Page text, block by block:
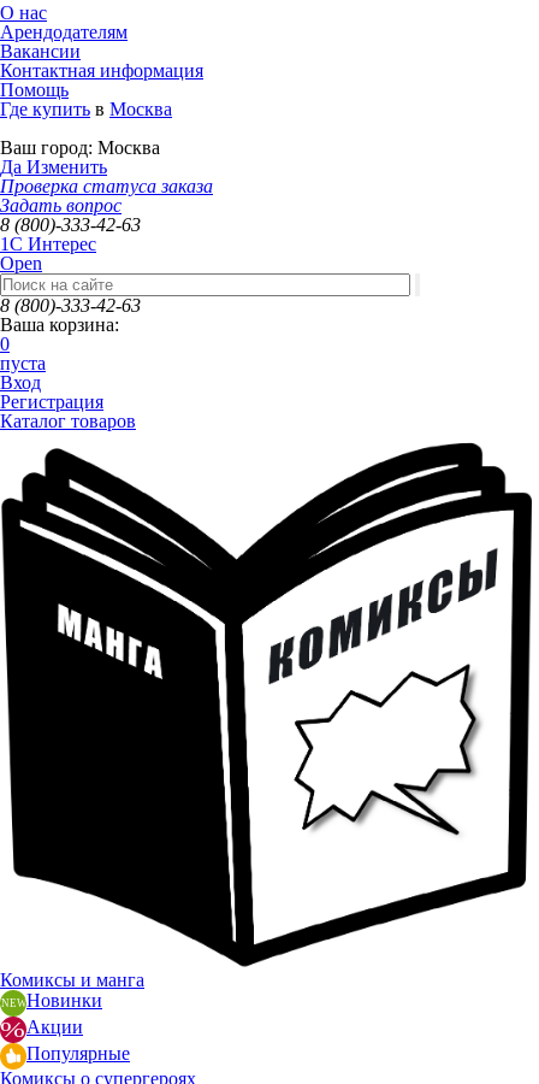
О нас
Арендодателям
Вакансии
Контактная информация
Помощь
Где купить в Москва
Ваш город: Москва
Да Изменить
Проверка статуса заказа
Задать вопрос
8 (800)-333-42-63
1C Интерес
Open
8 (800)-333-42-63
Ваша корзина:
0
пуста
Вход
Регистрация
Каталог товаров
Комиксы и манга
Новинки
Акции
Популярные
Комиксы о супергероях